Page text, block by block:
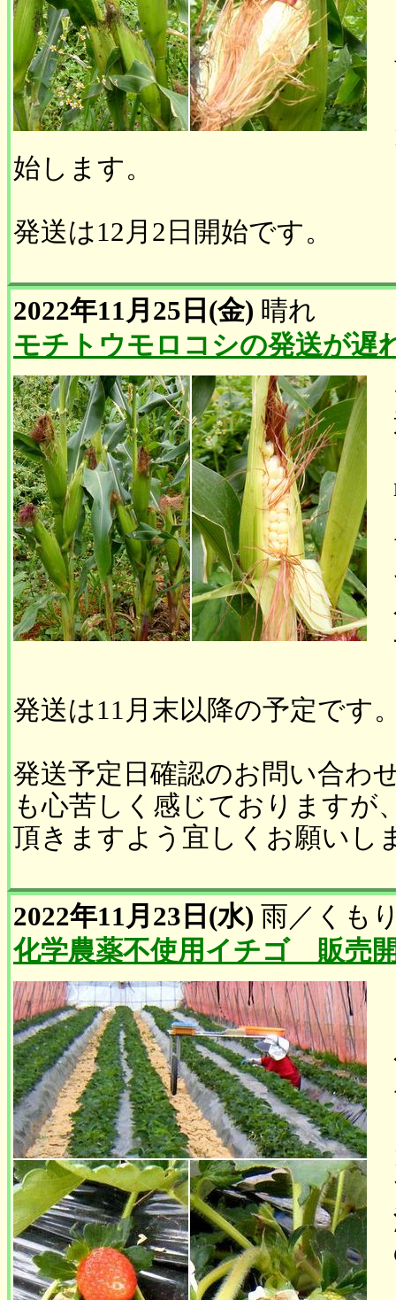
始します。
発送は12月2日開始です。
2022年11月25日(金) 晴れ
モチトウモロコシの発送が遅
発送は11月末以降の予定です
発送予定日確認のお問い合わ
も心苦しく感じておりますが
頂きますよう宜しくお願いし
2022年11月23日(水) 雨 ／ くも
化学農薬不使用イチゴ 販売